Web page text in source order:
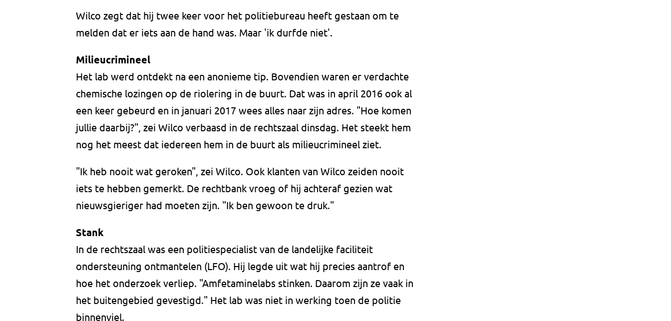
Wilco zegt dat hij twee keer voor het politiebureau heeft gestaan om te
melden dat er iets aan de hand was. Maar 'ik durfde niet'.
Milieucrimineel
Het lab werd ontdekt na een anonieme tip. Bovendien waren er verdachte
chemische lozingen op de riolering in de buurt. Dat was in april 2016 ook al
een keer gebeurd en in januari 2017 wees alles naar zijn adres. "Hoe komen
jullie daarbij?", zei Wilco verbaasd in de rechtszaal dinsdag. Het steekt hem
nog het meest dat iedereen hem in de buurt als milieucrimineel ziet.
"Ik heb nooit wat geroken", zei Wilco. Ook klanten van Wilco zeiden nooit
iets te hebben gemerkt. De rechtbank vroeg of hij achteraf gezien wat
nieuwsgieriger had moeten zijn. "Ik ben gewoon te druk."
Stank
In de rechtszaal was een politiespecialist van de landelijke faciliteit
ondersteuning ontmantelen (LFO). Hij legde uit wat hij precies aantrof en
hoe het onderzoek verliep. "Amfetaminelabs stinken. Daarom zijn ze vaak in
het buitengebied gevestigd." Het lab was niet in werking toen de politie
binnenviel.